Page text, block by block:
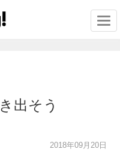
出そう
2018年09月20日